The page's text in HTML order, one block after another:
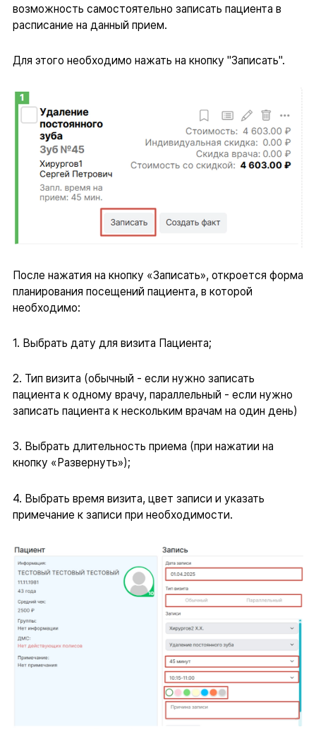
возможность самостоятельно записать пациента в
расписание на данный прием.
Для этого необходимо нажать на кнопку "Записать".
После нажатия на кнопку «Записать», откроется форма
планирования посещений пациента, в которой
необходимо:
1. Выбрать дату для визита Пациента;
2. Тип визита (обычный - если нужно записать
пациента к одному врачу, параллельный - если нужно
записать пациента к нескольким врачам на один день)
3. Выбрать длительность приема (при нажатии на
кнопку «Развернуть»);
4. Выбрать время визита, цвет записи и указать
примечание к записи при необходимости.